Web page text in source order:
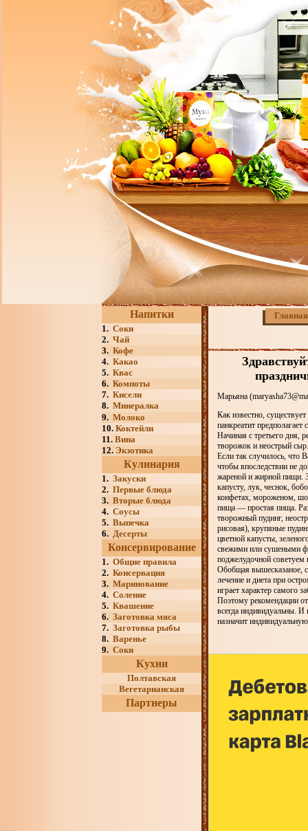
Напитки
1. Соки
2. Чай
3. Кофе
4. Какао
5. Квас
6. Компоты
7. Кисели
8. Минералка
9. Молоко
10. Коктейли
11. Вина
12. Экзотика
Кулинария
1. Закуски
2. Первые блюда
3. Вторые блюда
4. Соусы
5. Выпечка
6. Десерты
Консервирование
1. Общие правила
2. Консервация
3. Маринование
4. Соление
5. Квашение
6. Заготовка мяса
7. Заготовка рыбы
8. Варенье
9. Соки
Кухни
Полтавская
Вегетарианская
Партнеры
Главная
Марьяна
Как известно,
панкреатит
Начиная с третьего дня,
творожок и неострый сыр.
Если так случилось, что
чтобы впоследствии не
жареной и жирной пищи.
капусту, лук, чеснок,
конфетах, мороженом,
пища — простая пища.
творожный пудинг,
рисовая), крупяные
цветной капусты,
свежими или сушеными
поджелудочной советуем
Обобщая вышесказаное,
лечение и диета при
играет характер самого
Поэтому рекомендации
всегда индивидуальны. И
назначит